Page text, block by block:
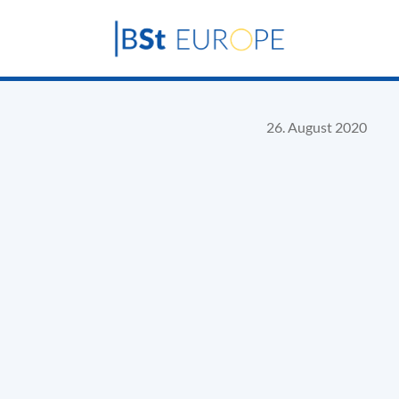
26. August 2020